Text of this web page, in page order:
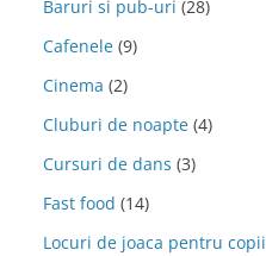
Baruri si pub-uri (28)
Cafenele (9)
Cinema (2)
Cluburi de noapte (4)
Cursuri de dans (3)
Fast food (14)
Locuri de joaca pentru copii